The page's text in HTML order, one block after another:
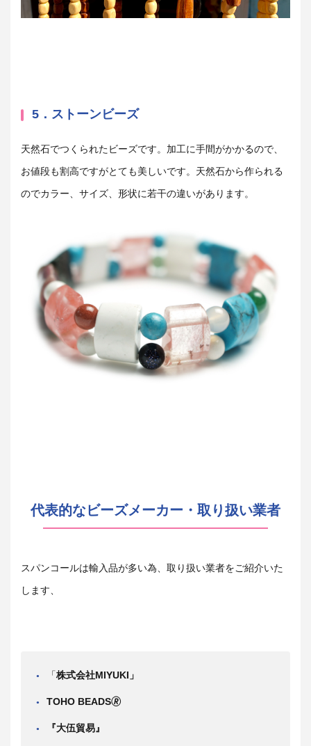
5．ストーンビーズ
天然石でつくられたビーズです。加工に手間がかかるので、
お値段も割高ですがとても美しいです。天然石から作られる
のでカラー、サイズ、形状に若干の違いがあります。
代表的なビーズメーカー・取り扱い業者
スパンコールは輸入品が多い為、取り扱い業者をご紹介いた
します、
「株式会社MIYUKI」
TOHO BEADS🄬
『大伍貿易』